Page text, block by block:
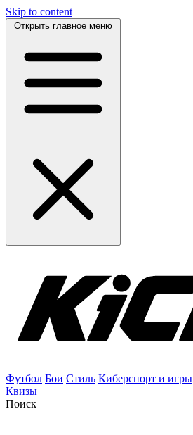
Skip to content
Открыть главное меню
Футбол Бои Стиль Киберспорт и игры
Квизы
Поиск